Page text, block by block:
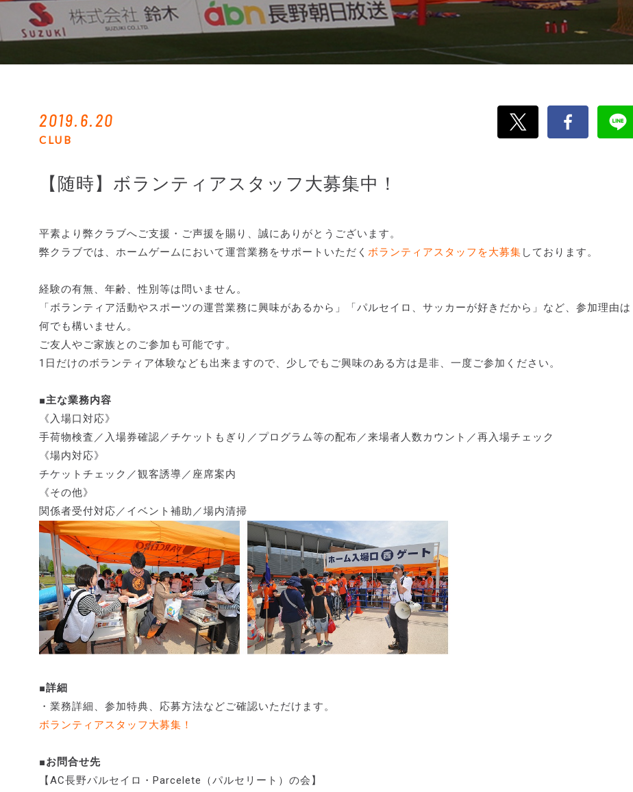
2019.6.20
CLUB
【随時】ボランティアスタッフ大募集中！
平素より弊クラブへご支援・ご声援を賜り、誠にありがとうございます。
弊クラブでは、ホームゲームにおいて運営業務をサポートいただく ボランティアスタッフを大募集 しております。
経験の有無、年齢、性別等は問いません。
「ボランティア活動やスポーツの運営業務に興味があるから」「パルセイロ、サッカーが好きだから」など、参加理由は
何でも構いません。
ご友人やご家族とのご参加も可能です。
1日だけのボランティア体験なども出来ますので、少しでもご興味のある方は是非、一度ご参加ください。
■主な業務内容
《入場口対応》
手荷物検査／入場券確認／チケットもぎり／プログラム等の配布／来場者人数カウント／再入場チェック
《場内対応》
チケットチェック／観客誘導／座席案内
《その他》
関係者受付対応／イベント補助／場内清掃
■詳細
・業務詳細、参加特典、応募方法などご確認いただけます。
ボランティアスタッフ大募集！
■お問合せ先
【AC長野パルセイロ・Parcelete（パルセリート）の会】